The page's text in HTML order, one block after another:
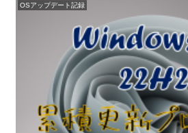
OSアップデート記録